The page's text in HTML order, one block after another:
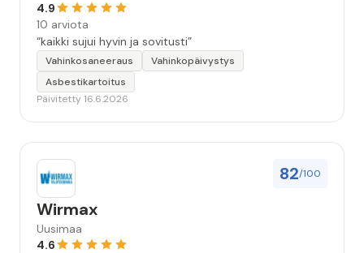
4.9
10 arviota
“kaikki sujui hyvin ja sovitusti”
Vahinkosaneeraus
Vahinkopäivystys
Asbestikartoitus
Päivitetty 16.6.2026
82/100
Wirmax
Uusimaa
4.6